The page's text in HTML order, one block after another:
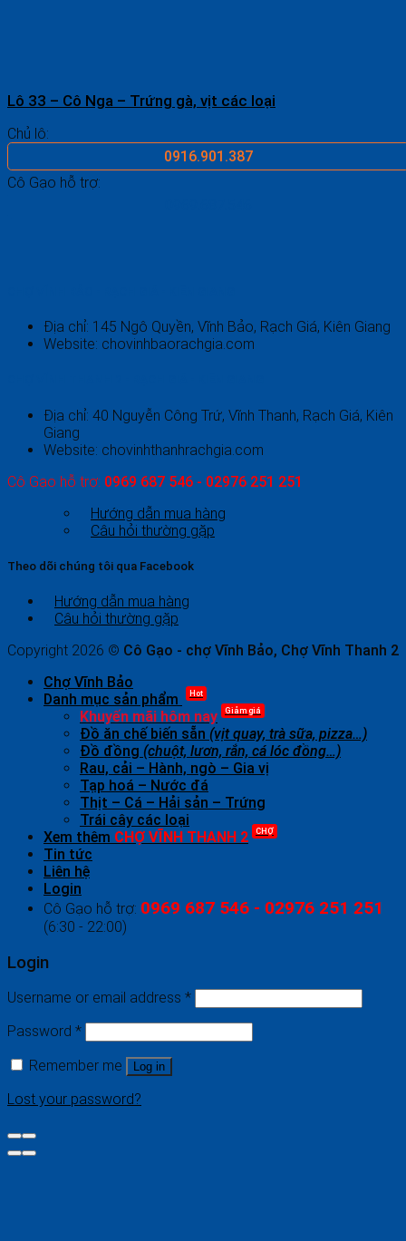
Lô 33 – Cô Nga – Trứng gà, vịt các loại
Chủ lô:
0916.901.387
Cô Gạo hỗ trợ:
Địa chỉ: 145 Ngô Quyền, Vĩnh Bảo, Rạch Giá, Kiên Giang
Website: chovinhbaorachgia.com
Địa chỉ: 40 Nguyễn Công Trứ, Vĩnh Thanh, Rạch Giá, Kiên
Giang
Website: chovinhthanhrachgia.com
Cô Gạo hỗ trợ: 0969 687 546 - 02976 251 251
Hướng dẫn mua hàng
Câu hỏi thường gặp
Theo dõi chúng tôi qua Facebook
Hướng dẫn mua hàng
Câu hỏi thường gặp
Copyright 2026 © Cô Gạo - chợ Vĩnh Bảo, Chợ Vĩnh Thanh 2
Chợ Vĩnh Bảo
Danh mục sản phẩm
Hot
Khuyến mãi hôm nay Giảm giá
Đồ ăn chế biến sẵn (vịt quay, trà sữa, pizza…)
Đồ đồng (chuột, lươn, rắn, cá lóc đồng…)
Rau, cải – Hành, ngò – Gia vị
Tạp hoá – Nước đá
Thịt – Cá – Hải sản – Trứng
Trái cây các loại
Xem thêm CHỢ VĨNH THANH 2 CHỢ
Tin tức
Liên hệ
Login
Cô Gạo hỗ trợ: 0969 687 546 - 02976 251 251
(6:30 - 22:00)
Login
Username or email address *
Password *
Remember me
Log in
Lost your password?